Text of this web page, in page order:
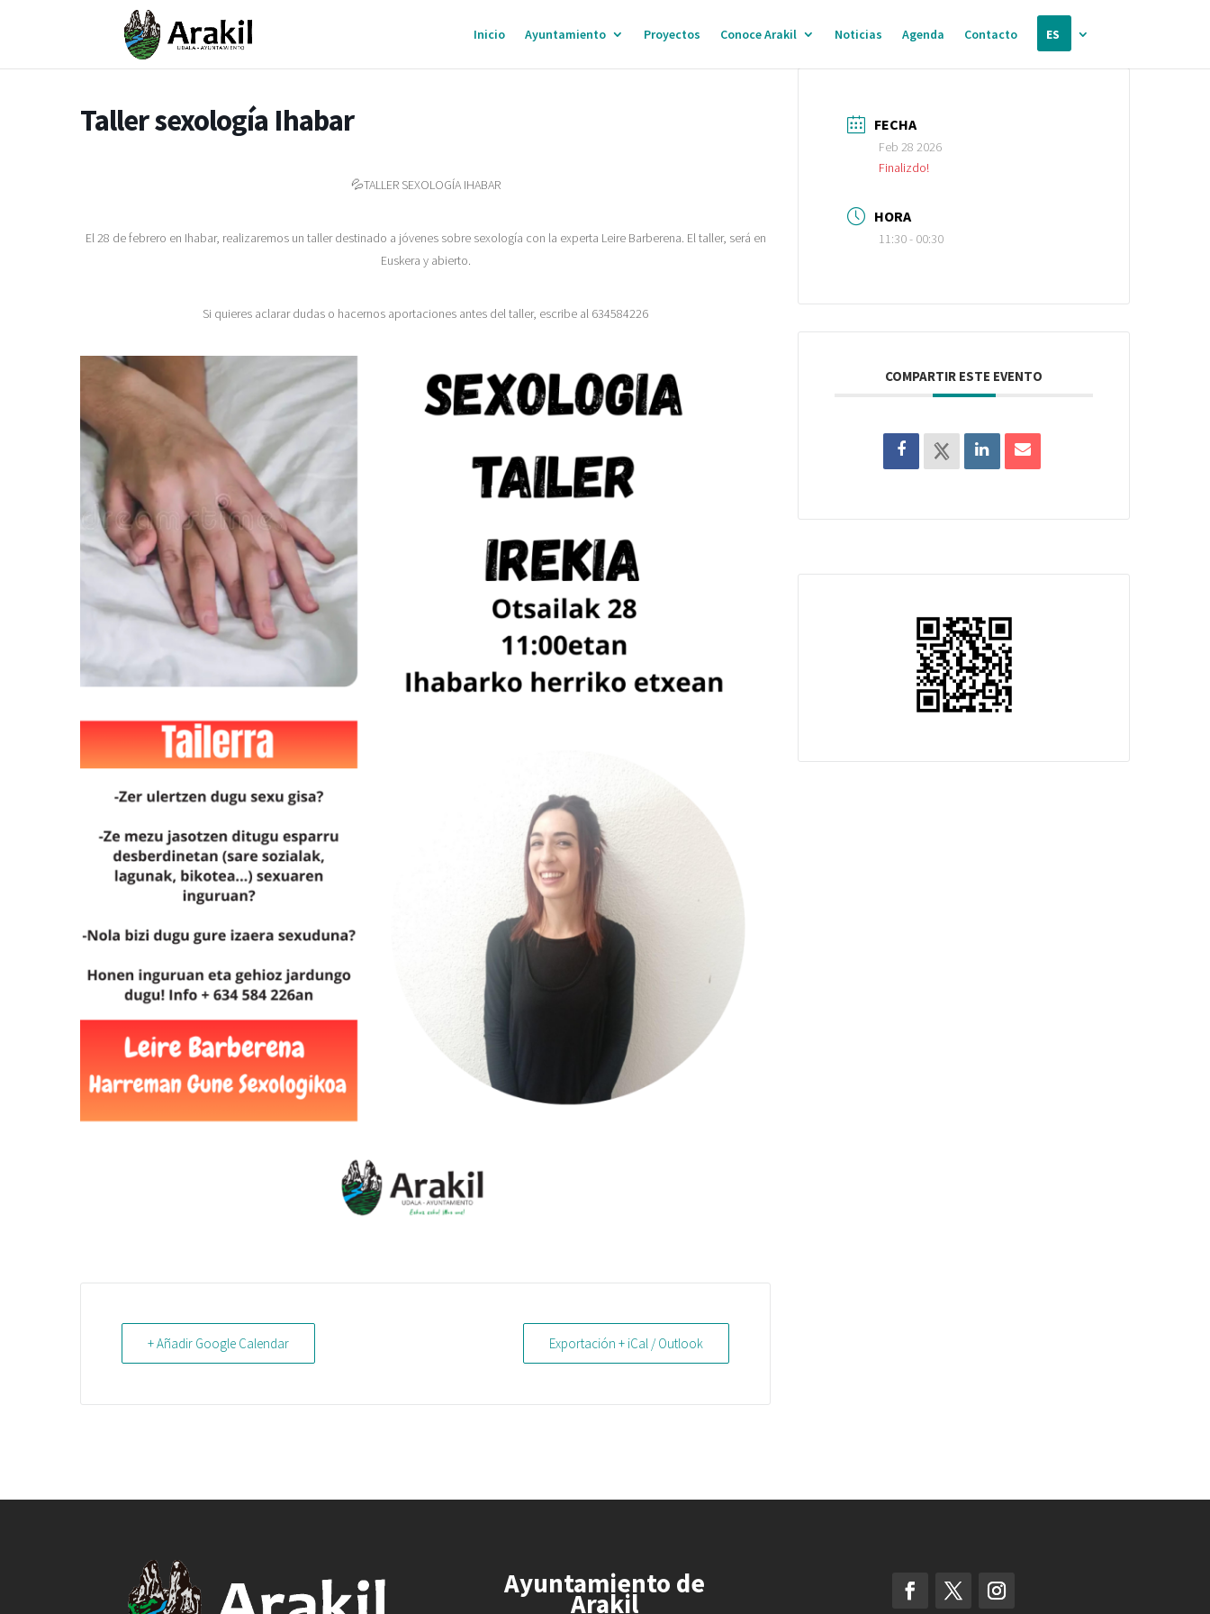
Inicio Ayuntamiento Proyectos Conoce Arakil Noticias Agenda Contacto ES
Taller sexología Ihabar
💦TALLER SEXOLOGÍA IHABAR
El 28 de febrero en Ihabar, realizaremos un taller destinado a jóvenes sobre sexología con la experta Leire Barberena. El taller, será en
Euskera y abierto.
Si quieres aclarar dudas o hacernos aportaciones antes del taller, escribe al 634584226
+ Añadir Google Calendar Exportación + iCal / Outlook
FECHA
Feb 28 2026
Finalizdo!
HORA
11:30 - 00:30
COMPARTIR ESTE EVENTO
Ayuntamiento de
Arakil